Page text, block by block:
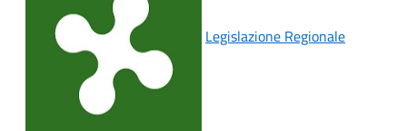
Legislazione Regionale